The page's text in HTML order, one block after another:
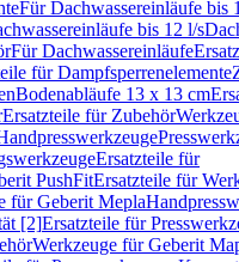
Für Dachwassereinläufe bis
bis 12 l/s
Für Dachwassereinläufe
für Dampfsperrenelemente
Bodenabläufe 13 x 13 cm
Ersatzteile für Zubehör
Ersatzteile für
PushFitErsatzteile für
für Geberit Mepla
[2]Ersatzteile für
Werkzeuge für Geberit